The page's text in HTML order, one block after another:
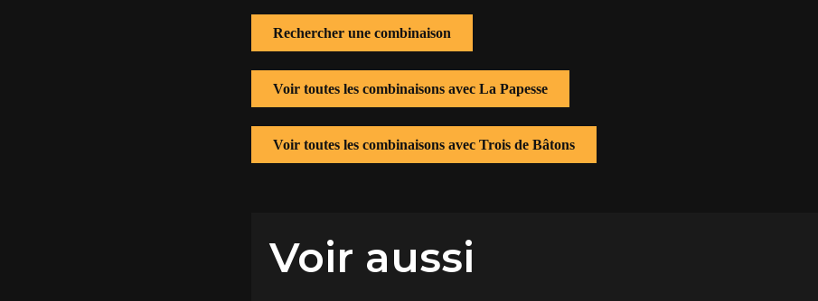
Rechercher une combinaison
Voir toutes les combinaisons avec La Papesse
Voir toutes les combinaisons avec Trois de Bâtons
Voir aussi